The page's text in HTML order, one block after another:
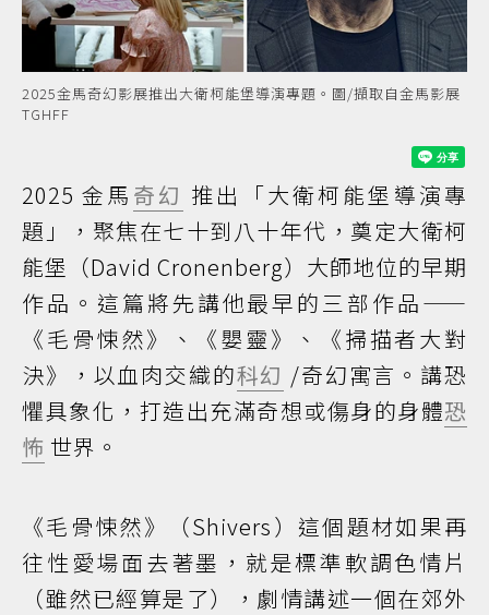
2025金馬奇幻影展推出大衛柯能堡導演專題。圖/擷取自金馬影展
TGHFF
2025 金馬 奇幻 推出「大衛柯能堡導演專
題」，聚焦在七十到八十年代，奠定大衛柯
能堡（David Cronenberg）大師地位的早期
作品。這篇將先講他最早的三部作品——
《毛骨悚然》、《嬰靈》、《掃描者大對
決》，以血肉交織的科幻 /奇幻寓言。講恐
懼具象化，打造出充滿奇想或傷身的身體恐
怖 世界。
《毛骨悚然》（Shivers）這個題材如果再
往性愛場面去著墨，就是標準軟調色情片
（雖然已經算是了），劇情講述一個在郊外